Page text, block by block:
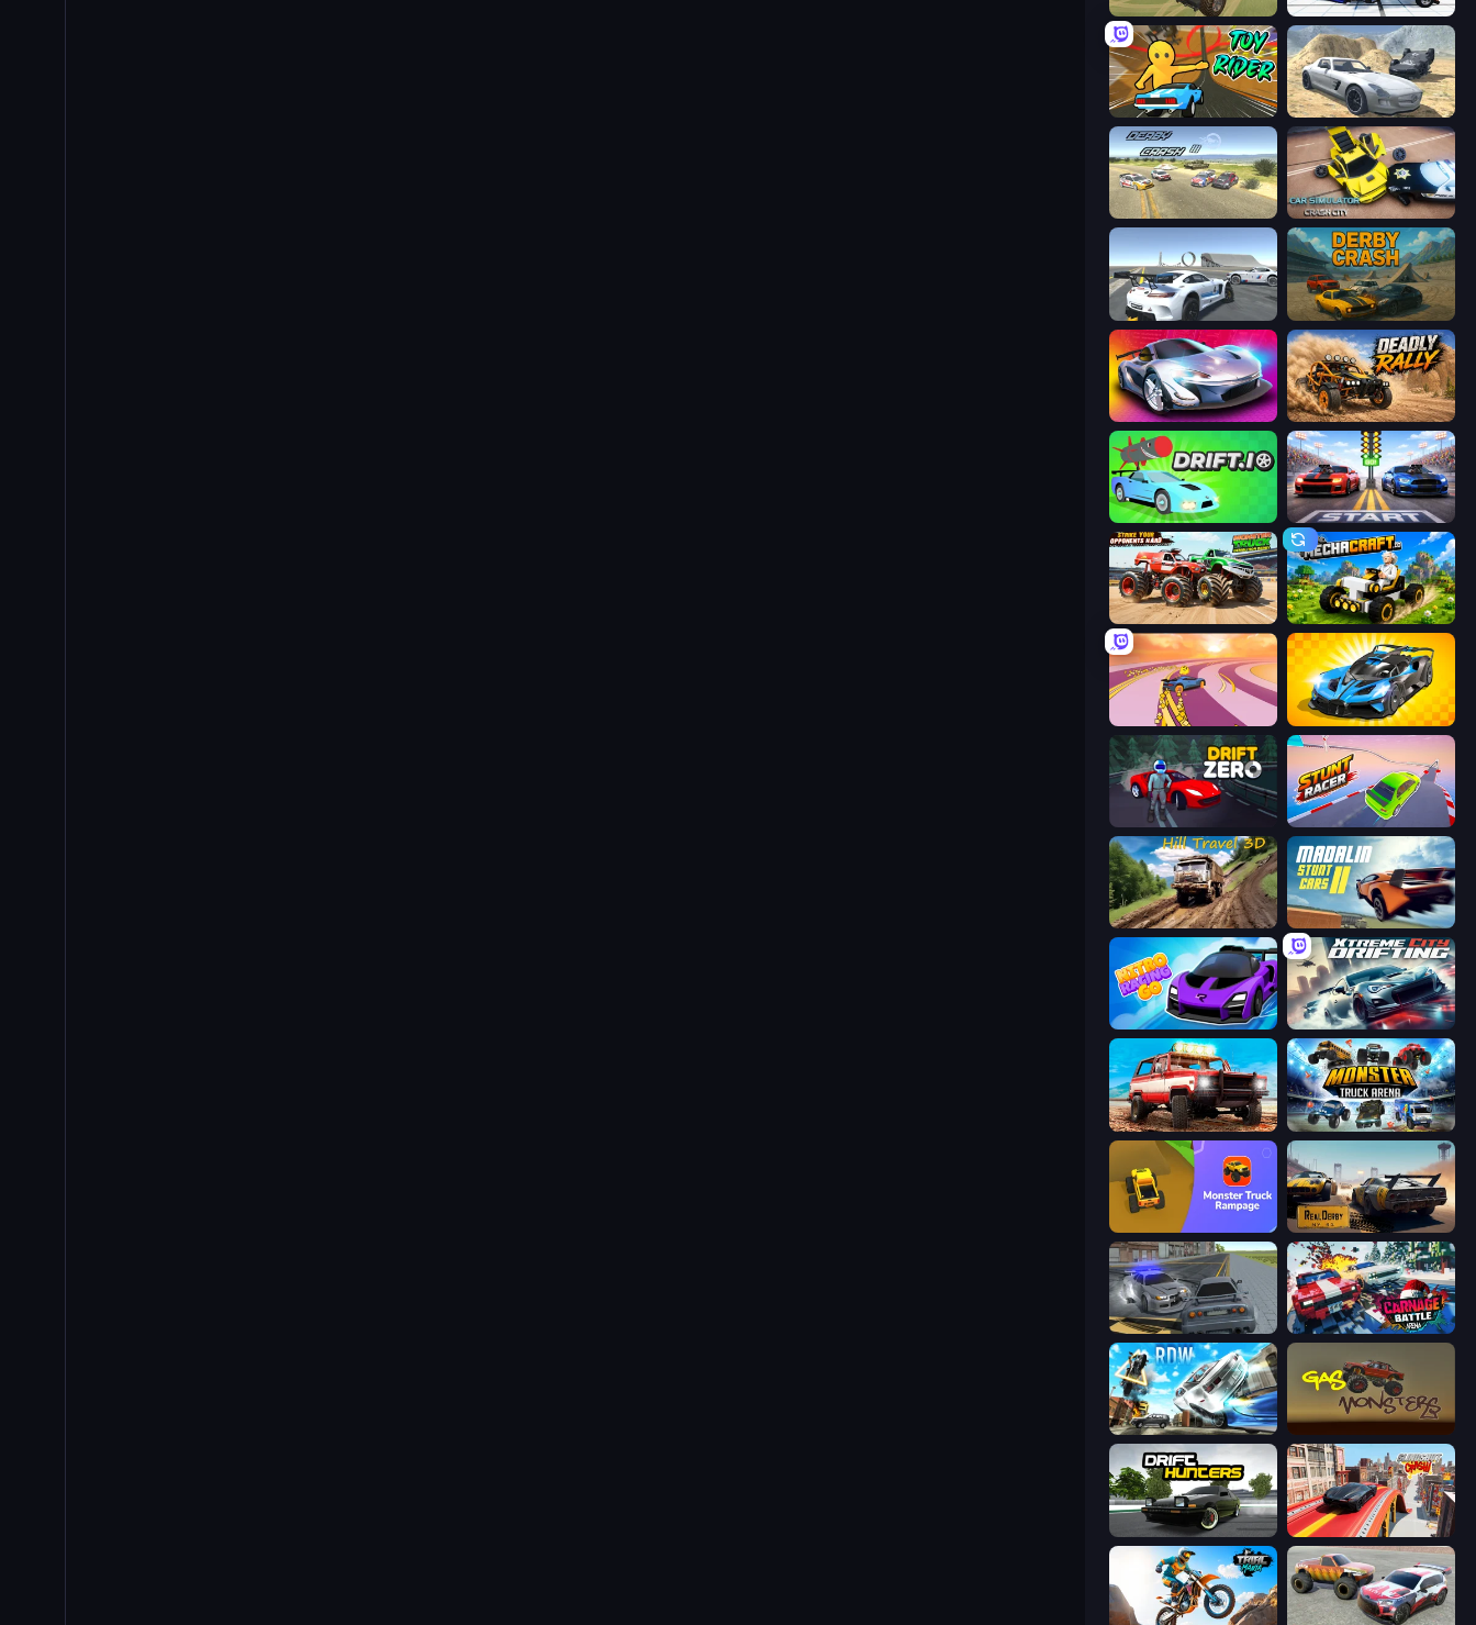
4x4 Offroader Crash & Stunt
Toy Rider Derby Crash 2
Derby Crash 3 Car Simulator: Crash City
Derby Crash
Grand Cyber City Deadly Rally
Drift.io Street Racer 2
Monster Truck Demolition Derby Mechacraft.io
Sky Car Drift GT Cars Mega Ramps
Drift Zero Stunt Racer
Hill Travel 3D Madalin Stunt Cars 2
Nitro Racing Go Xtreme City Drifting
Offroad Masters Challenge Monster Truck Arena
Monster Truck Rampage RealDerby - Crash Day
RCC City Racing Carnage Battle Arena
Real Drift World
Drift Hunters Slingshot Crash